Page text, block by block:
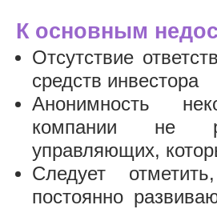
К основным
Отсутствие
средств инвестора
Анонимность
компании не
управляющих,
Следует
постоянно